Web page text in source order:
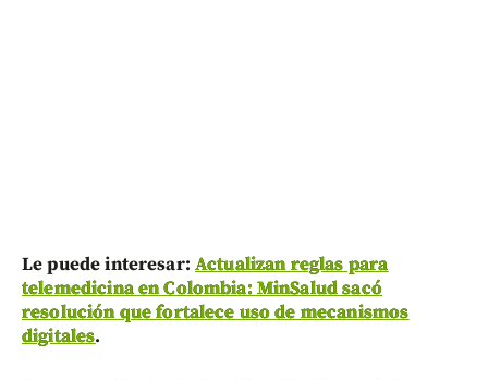
Le puede interesar: Actualizan reglas para
telemedicina en Colombia: MinSalud sacó
resolución que fortalece uso de mecanismos
digitales.